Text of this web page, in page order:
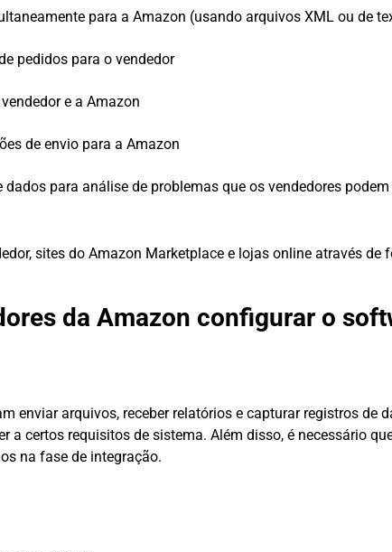
para a Amazon (usando arquivos XML ou de
pedidos para o vendedor
e a Amazon
de envio para a Amazon
para análise de problemas que os vendedores
sites do Amazon Marketplace e lojas online através de
da Amazon configurar o
enviar arquivos, receber relatórios e capturar registros de
a certos requisitos de sistema. Além disso, é necessário
na fase de integração.